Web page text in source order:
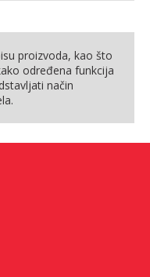
proizvoda, kao što
određena funkcija
način